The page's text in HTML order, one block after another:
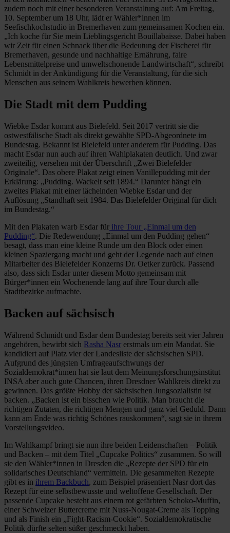
zudem noch mit einer besonderen Veranstaltung auf: Am Freitag,
10. September um 18 Uhr, lädt er Wähler*innen im
Seefischkochstudio in Bremerhaven zum gemeinsamen Kochen ein.
„Ich koche für Sie mein Lieblingsgericht Bouillabaisse. Dabei haben
wir Zeit für einen Schnack über die Bedeutung der Fischerei für
Bremerhaven, gesunde und nachhaltige Ernährung, faire
Lebensmittelpreise und umweltschonende Landwirtschaft“, schreibt
Schmidt in der Ankündigung für die Veranstaltung, für die sich
Menschen aus seinem Wahlkreis bewerben können.
Die Stadt mit dem Pudding
Wiebke Esdar kommt aus Bielefeld. Seit 2017 vertritt sie die
ostwestfälische Stadt als direkt gewählte SPD-Abgeordnete im
Bundestag. Bekannt ist Bielefeld unter anderem für Pudding. Das
macht Esdar nun auch auf ihren Wahlplakaten deutlich. Und zwar
zweiteilig, versehen mit der Überschrift „Zwei Bielefelder
Originale“. Das obere Plakat zeigt einen Vanillepudding mit der
Erklärung: „Pudding. Wackelt seit 1894.“ Darunter hängt ein
zweites Plakat mit einer lächelnden Wiebke Esdar und der
Auflösung „Standhaft seit 1984. Das Bielefelder Original für dich
im Bundestag.“
Mit den Plakaten warb Esdar für ihre Tour „Einmal um den
Pudding“. Die Redewendung „Einmal um den Pudding gehen“
besagt, dass man eine kleine Runde um den Block oder einen
kleinen Spaziergang macht und geht der Legende nach auf einen
Mitarbeiter des Bielefelder Konzerns Dr. Oetker zurück. Passend
also, dass sich Esdar unter diesem Motto gemeinsam mit
Bürger*innen ein Wochenende lang auf ihre Tour durch alle
Stadtbezirke aufmachte.
Backen auf sächsisch
Während Schmidt und Esdar dem Bundestag bereits seit vier Jahren
angehören, bewirbt sich Rasha Nasr erstmals um ein Mandat. Sie
kandidiert auf Platz vier der Landesliste der sächsischen SPD.
Aufgrund des jüngsten Umfrageaufschwungs der
Sozialdemokrat*innen hat sie laut dem Meinungsforschungsinstitut
INSA aber auch gute Chancen, ihren Dresdner Wahlkreis direkt zu
gewinnen. Das größte Hobby der sächsischen Jungsozialistin ist
backen. „Backen ist ein bisschen wie Politik. Man braucht die
richtigen Zutaten, die richtigen Mengen und ganz viel Geduld. Dann
kann am Ende was richtig Schönes rauskommen“, sagt sie in ihrem
Vorstellungsvideo.
Im Wahlkampf bringt sie nun ihre beiden Leidenschaften – Politik
und Backen – mit dem Titel „Cupcake Politics“ zusammen. So will
sie den Wähler*innen in Dresden die „Rezepte der SPD für ein
solidarisches Deutschland“ vermitteln. Die gesammelten Rezepte
gibt es in ihrem Backbuch, zum Beispiel präsentiert Nasr dort das
Rezept für eine selbstbewusste und weltoffene Gesellschaft. Der
passende Cupcake besteht aus einem rot gefärbten Schoko-Muffin,
einer Schweizer Buttercreme mit Nuss-Nougat-Creme als Topping
und als Finish ein „Fight-Racism-Cookie“. Sozialdemokratische
Politik dürfte selten süßer geschmeckt haben.